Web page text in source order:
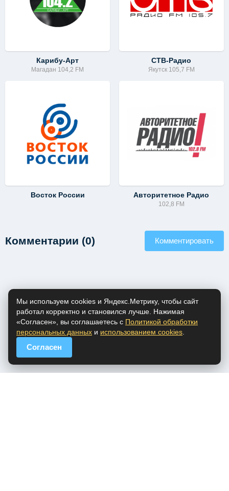
Карибу-Арт
Магадан 104,2 FM
СТВ-Радио
Якутск 105,7 FM
Восток России Авторитетное Радио
102,8 FM
Комментарии (0) Комментировать
Мы используем cookies и Яндекс.Метрику, чтобы сайт
работал корректно и становился лучше. Нажимая
«Согласен», вы соглашаетесь с Политикой обработки
персональных данных и использованием cookies
Согласен